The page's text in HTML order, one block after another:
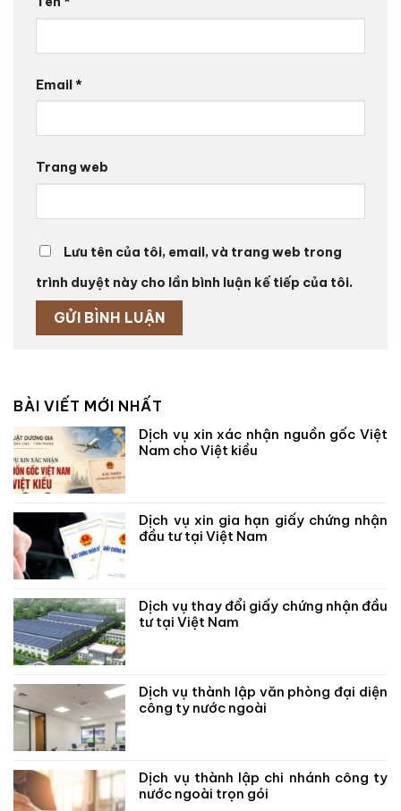
Email*
Trang web
Lưu tên của tôi, email, và trang web trong
trình duyệt này cho lần bình luận kế tiếp của tôi.
BÀI VIẾT MỚI NHẤT
Dịch vụ xin xác nhận nguồn gốc Việt
Nam cho Việt kiều
Dịch vụ xin gia hạn giấy chứng nhận
đầu tư tại Việt Nam
Dịch vụ thay đổi giấy chứng nhận đầu
tư tại Việt Nam
Dịch vụ thành lập văn phòng đại diện
công ty nước ngoài
Dịch vụ thành lập chi nhánh công ty
nước ngoài trọn gói